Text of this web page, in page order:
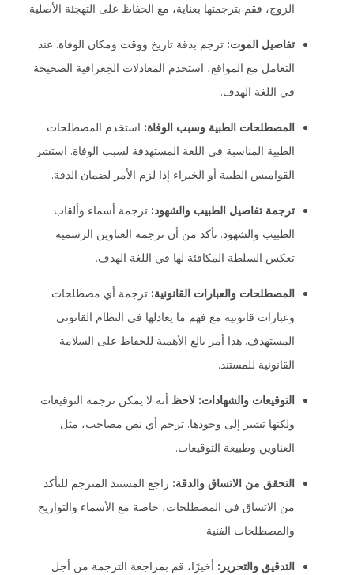
الزوج، فقم بترجمتها بعناية، مع الحفاظ على التهجئة الأصلية.
تفاصيل الموت: ترجم بدقة تاريخ ووقت ومكان الوفاة. عند
التعامل مع المواقع، استخدم المعادلات الجغرافية الصحيحة
في اللغة الهدف.
المصطلحات الطبية وسبب الوفاة: استخدم المصطلحات
الطبية المناسبة في اللغة المستهدفة لسبب الوفاة. استشر
القواميس الطبية أو الخبراء إذا لزم الأمر لضمان الدقة.
ترجمة تفاصيل الطبيب والشهود: ترجمة أسماء وألقاب
الطبيب والشهود. تأكد من أن ترجمة العناوين الرسمية
تعكس السلطة المكافئة لها في اللغة الهدف.
المصطلحات والعبارات القانونية: ترجمة أي مصطلحات
وعبارات قانونية مع فهم ما يعادلها في النظام القانوني
المستهدف. هذا أمر بالغ الأهمية للحفاظ على السلامة
القانونية للمستند.
التوقيعات والشهادات: لاحظ أنه لا يمكن ترجمة التوقيعات
ولكنها تشير إلى وجودها. ترجم أي نص مصاحب، مثل
العناوين وطبيعة التوقيعات.
التحقق من الاتساق والدقة: راجع المستند المترجم للتأكد
من الاتساق في المصطلحات، خاصة مع الأسماء والتواريخ
والمصطلحات الفنية.
التدقيق والتحرير: أخيرًا، قم بمراجعة الترجمة من أجل